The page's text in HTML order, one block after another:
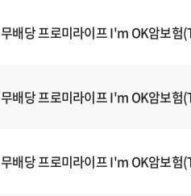
무배당 프로미라이프 I'm OK암보험
무배당 프로미라이프 I'm OK암보험
무배당 프로미라이프 I'm OK암보험